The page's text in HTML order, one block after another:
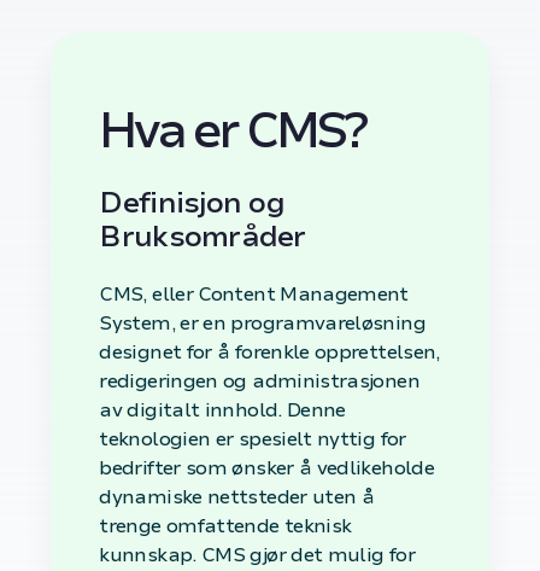
Hva er CMS?
Definisjon og
Bruksområder
CMS, eller Content Management
System, er en programvareløsning
designet for å forenkle opprettelsen,
redigeringen og administrasjonen
av digitalt innhold. Denne
teknologien er spesielt nyttig for
bedrifter som ønsker å vedlikeholde
dynamiske nettsteder uten å
trenge omfattende teknisk
kunnskap. CMS gjør det mulig for